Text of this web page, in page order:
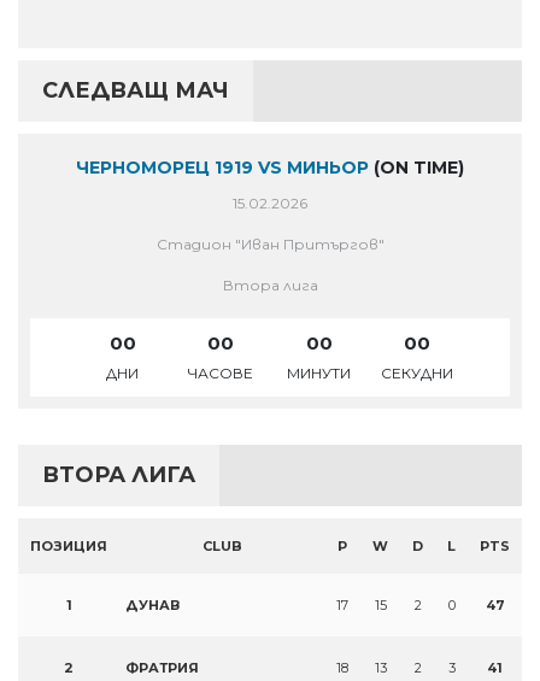
СЛЕДВАЩ МАЧ
ЧЕРНОМОРЕЦ 1919 VS МИНЬОР (ON TIME)
15.02.2026
Стадион "Иван Притъргов"
Втора лига
00
ДНИ
00
ЧАСОВЕ
00
МИНУТИ
00
СЕКУДНИ
ВТОРА ЛИГА
ПОЗИЦИЯ CLUB P W D L PTS
1 ДУНАВ 17 15 2 0 47
2 ФРАТРИЯ 18 13 2 3 41